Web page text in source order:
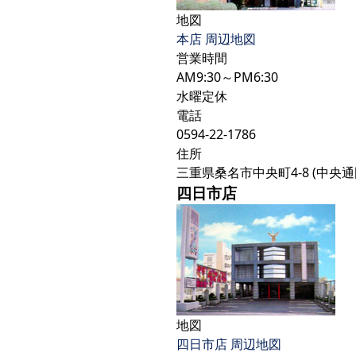
地図
本店 周辺地図
営業時間
AM9:30～PM6:30
水曜定休
電話
0594-22-1786
住所
三重県桑名市中央町4-8 (中央
四日市店
地図
四日市店 周辺地図